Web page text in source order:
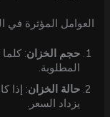
العوامل المؤثرة في
حجم الخزان:
المطلوبة.
حالة الخزان: إذا
يزداد السعر.